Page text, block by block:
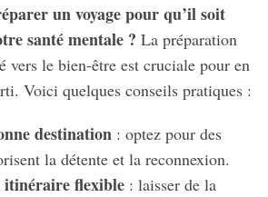
un voyage pour qu’il soit
santé mentale ? La préparation
vers le bien-être est cruciale pour en
Voici quelques conseils pratiques :
destination : optez pour des
la détente et la reconnexion.
flexible: laisser de la